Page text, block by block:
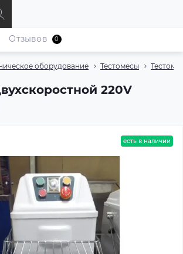
оборудование Тестомесы
220V
Отзывов 0
есть в наличии